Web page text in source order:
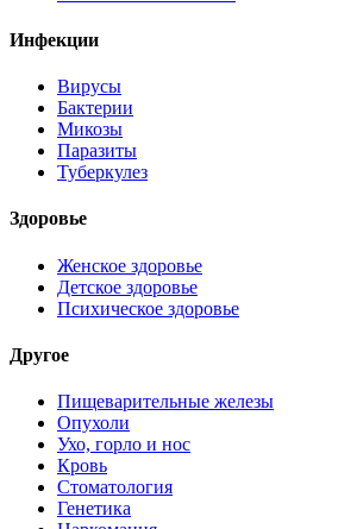
Инфекции
Вирусы
Бактерии
Микозы
Паразиты
Туберкулез
Здоровье
Женское здоровье
Детское здоровье
Психическое здоровье
Другое
Пищеварительные железы
Опухоли
Ухо, горло и нос
Кровь
Стоматология
Генетика